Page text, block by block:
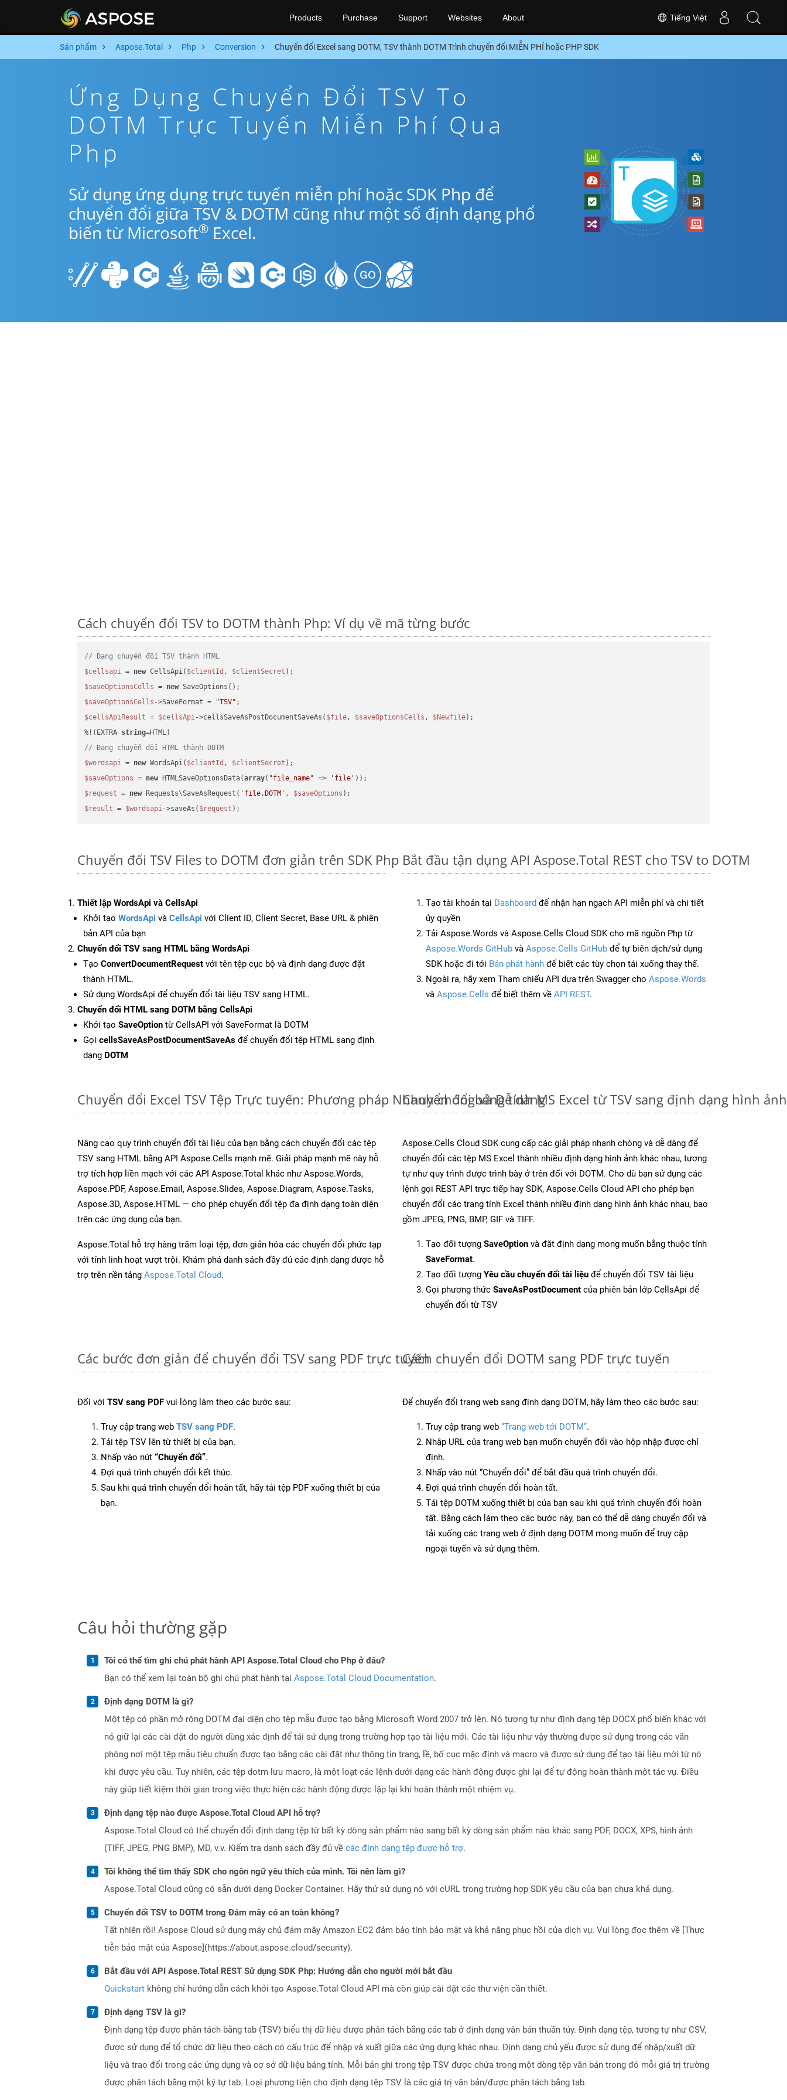
Tiếng Việt
Products Purchase Support Websites About
Sản phẩm Aspose.Total Php Conversion Chuyển đổi Excel sang DOTM, TSV thành DOTM Trình chuyển đổi MIỄN PHÍ hoặc PHP SDK
Ứng Dụng Chuyển Đổi TSV To
DOTM Trực Tuyến Miễn Phí Qua
Php
Sử dụng ứng dụng trực tuyến miễn phí hoặc SDK Php để
chuyển đổi giữa TSV & DOTM cũng như một số định dạng phổ
biến từ Microsoft® Excel.
Cách chuyển đổi TSV to DOTM thành Php: Ví dụ về mã từng bước
// Đang chuyển đổi TSV thành HTML
$cellsapi = new CellsApi( $clientId , $clientSecret
$saveOptionsCells = new
$saveOptionsCells ->SaveFormat = "TSV"
$cellsApiResult = $cellsApi->cellsSaveAsPostDocumentSaveAs( $file, $saveOptionsCells , $Newfile);
%!(EXTRA string
// Đang chuyển đổi HTML thành DOTM
$wordsapi = new WordsApi( $clientId , $clientSecret
$saveOptions = new HTMLSaveOptionsData(array( "file_name" => 'file'
$request = new Requests\SaveAsRequest( 'file.DOTM' , $saveOptions
$result = $wordsapi->saveAs( $request
Chuyển đổi TSV Files to DOTM đơn giản trên SDK Php
Thiết lập WordsApi và CellsApi
Khởi tạo WordsApi và CellsApi với Client ID, Client Secret, Base URL & phiên
bản API của bạn
Chuyển đổi TSV sang HTML bằng WordsApi
Tạo ConvertDocumentRequest với tên tệp cục bộ và định dạng được đặt
thành HTML.
Sử dụng WordsApi để chuyển đổi tài liệu TSV sang HTML.
Chuyển đổi HTML sang DOTM bằng CellsApi
Khởi tạo SaveOption từ CellsAPI với SaveFormat là DOTM
Gọi cellsSaveAsPostDocumentSaveAs để chuyển đổi tệp HTML sang định
dạng DOTM
Bắt đầu tận dụng API Aspose.Total REST cho TSV to DOTM
Tạo tài khoản tại Dashboard để nhận hạn ngạch API miễn phí và chi tiết
ủy quyền
Tải Aspose.Words và Aspose.Cells Cloud SDK cho mã nguồn Php từ
Aspose.Words GitHub và Aspose.Cells GitHub để tự biên dịch/sử dụng
SDK hoặc đi tới Bản phát hành để biết các tùy chọn tải xuống thay thế.
Ngoài ra, hãy xem Tham chiếu API dựa trên Swagger cho Aspose.Words
và Aspose.Cells để biết thêm về API REST.
Chuyển đổi Excel TSV Tệp Trực tuyến: Phương pháp Nhanh chóng và Dễ dàng
Nâng cao quy trình chuyển đổi tài liệu của bạn bằng cách chuyển đổi các tệp
TSV sang HTML bằng API Aspose.Cells mạnh mẽ. Giải pháp mạnh mẽ này hỗ
trợ tích hợp liền mạch với các API Aspose.Total khác như Aspose.Words,
Aspose.PDF, Aspose.Email, Aspose.Slides, Aspose.Diagram, Aspose.Tasks,
Aspose.3D, Aspose.HTML — cho phép chuyển đổi tệp đa định dạng toàn diện
trên các ứng dụng của bạn.
Aspose.Total hỗ trợ hàng trăm loại tệp, đơn giản hóa các chuyển đổi phức tạp
với tính linh hoạt vượt trội. Khám phá danh sách đầy đủ các định dạng được hỗ
trợ trên nền tảng Aspose.Total Cloud.
Chuyển đổi bảng tính MS Excel từ TSV sang định dạng hình
Aspose.Cells Cloud SDK cung cấp các giải pháp nhanh chóng và dễ dàng để
chuyển đổi các tệp MS Excel thành nhiều định dạng hình ảnh khác nhau, tương
tự như quy trình được trình bày ở trên đối với DOTM. Cho dù bạn sử dụng các
lệnh gọi REST API trực tiếp hay SDK, Aspose.Cells Cloud API cho phép bạn
chuyển đổi các trang tính Excel thành nhiều định dạng hình ảnh khác nhau, bao
gồm JPEG, PNG, BMP, GIF và TIFF.
Tạo đối tượng SaveOption và đặt định dạng mong muốn bằng thuộc tính
SaveFormat.
Tạo đối tượng Yêu cầu chuyển đổi tài liệu để chuyển đổi TSV tài liệu
Gọi phương thức SaveAsPostDocument của phiên bản lớp CellsApi để
chuyển đổi từ TSV
Các bước đơn giản để chuyển đổi TSV sang PDF trực tuyến
Đối với TSV sang PDF vui lòng làm theo các bước sau:
Truy cập trang web TSV sang PDF.
Tải tệp TSV lên từ thiết bị của bạn.
Nhấp vào nút “Chuyển đổi”.
Đợi quá trình chuyển đổi kết thúc.
Sau khi quá trình chuyển đổi hoàn tất, hãy tải tệp PDF xuống thiết bị của
bạn.
Cách chuyển đổi DOTM sang PDF trực tuyến
Để chuyển đổi trang web sang định dạng DOTM, hãy làm theo các bước sau:
Truy cập trang web “Trang web tới DOTM”.
Nhập URL của trang web bạn muốn chuyển đổi vào hộp nhập được chỉ
định.
Nhấp vào nút “Chuyển đổi” để bắt đầu quá trình chuyển đổi.
Đợi quá trình chuyển đổi hoàn tất.
Tải tệp DOTM xuống thiết bị của bạn sau khi quá trình chuyển đổi hoàn
tất. Bằng cách làm theo các bước này, bạn có thể dễ dàng chuyển đổi và
tải xuống các trang web ở định dạng DOTM mong muốn để truy cập
ngoại tuyến và sử dụng thêm.
Câu hỏi thường gặp
Tôi có thể tìm ghi chú phát hành API Aspose.Total Cloud cho Php ở đâu?
Bạn có thể xem lại toàn bộ ghi chú phát hành tại Aspose.Total Cloud Documentation.
Định dạng DOTM là gì?
Một tệp có phần mở rộng DOTM đại diện cho tệp mẫu được tạo bằng Microsoft Word 2007 trở lên. Nó tương tự như định dạng tệp DOCX phổ biến khác với
nó giữ lại các cài đặt do người dùng xác định để tái sử dụng trong trường hợp tạo tài liệu mới. Các tài liệu như vậy thường được sử dụng trong các văn
phòng nơi một tệp mẫu tiêu chuẩn được tạo bằng các cài đặt như thông tin trang, lề, bố cục mặc định và macro và được sử dụng để tạo tài liệu mới từ nó
khi được yêu cầu. Tuy nhiên, các tệp dotm lưu macro, là một loạt các lệnh dưới dạng các hành động được ghi lại để tự động hoàn thành một tác vụ. Điều
này giúp tiết kiệm thời gian trong việc thực hiện các hành động được lặp lại khi hoàn thành một nhiệm vụ.
Định dạng tệp nào được Aspose.Total Cloud API hỗ trợ?
Aspose.Total Cloud có thể chuyển đổi định dạng tệp từ bất kỳ dòng sản phẩm nào sang bất kỳ dòng sản phẩm nào khác sang PDF, DOCX, XPS, hình ảnh
(TIFF, JPEG, PNG BMP), MD, v.v. Kiểm tra danh sách đầy đủ về các định dạng tệp được hỗ trợ.
Tôi không thể tìm thấy SDK cho ngôn ngữ yêu thích của mình. Tôi nên làm gì?
Aspose.Total Cloud cũng có sẵn dưới dạng Docker Container. Hãy thử sử dụng nó với cURL trong trường hợp SDK yêu cầu của bạn chưa khả dụng.
Chuyển đổi TSV to DOTM trong Đám mây có an toàn không?
Tất nhiên rồi! Aspose Cloud sử dụng máy chủ đám mây Amazon EC2 đảm bảo tính bảo mật và khả năng phục hồi của dịch vụ. Vui lòng đọc thêm về [Thực
tiễn bảo mật của Aspose](https://about.aspose.cloud/security).
Bắt đầu với API Aspose.Total REST Sử dụng SDK Php: Hướng dẫn cho người mới bắt đầu
Quickstart không chỉ hướng dẫn cách khởi tạo Aspose.Total Cloud API mà còn giúp cài đặt các thư viện cần thiết.
Định dạng TSV là gì?
Định dạng tệp được phân tách bằng tab (TSV) biểu thị dữ liệu được phân tách bằng các tab ở định dạng văn bản thuần túy. Định dạng tệp, tương tự như CSV,
được sử dụng để tổ chức dữ liệu theo cách có cấu trúc để nhập và xuất giữa các ứng dụng khác nhau. Định dạng chủ yếu được sử dụng để nhập/xuất dữ
liệu và trao đổi trong các ứng dụng và cơ sở dữ liệu bảng tính. Mỗi bản ghi trong tệp TSV được chứa trong một dòng tệp văn bản trong đó mỗi giá trị trường
được phân tách bằng một ký tự tab. Loại phương tiện cho định dạng tệp TSV là các giá trị văn bản/được phân tách bằng tab.